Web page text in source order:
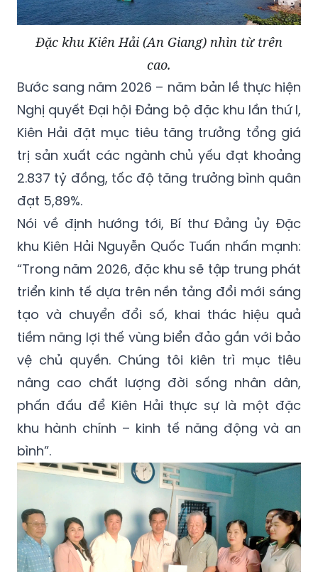
Đặc khu Kiên Hải (An Giang) nhìn từ trên
cao.
Bước sang năm 2026 – năm bản lề thực hiện
Nghị quyết Đại hội Đảng bộ đặc khu lần thứ I,
Kiên Hải đặt mục tiêu tăng trưởng tổng giá
trị sản xuất các ngành chủ yếu đạt khoảng
2.837 tỷ đồng, tốc độ tăng trưởng bình quân
đạt 5,89%.
Nói về định hướng tới, Bí thư Đảng ủy Đặc
khu Kiên Hải Nguyễn Quốc Tuấn nhấn mạnh:
“Trong năm 2026, đặc khu sẽ tập trung phát
triển kinh tế dựa trên nền tảng đổi mới sáng
tạo và chuyển đổi số, khai thác hiệu quả
tiềm năng lợi thế vùng biển đảo gắn với bảo
vệ chủ quyền. Chúng tôi kiên trì mục tiêu
nâng cao chất lượng đời sống nhân dân,
phấn đấu để Kiên Hải thực sự là một đặc
khu hành chính – kinh tế năng động và an
bình”.